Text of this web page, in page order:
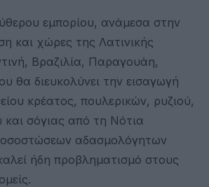
εμπορίου, ανάμεσα στην
και χώρες της Λατινικής
Βραζιλία, Παραγουάη,
θα διευκολύνει την εισαγωγή
κρέατος, πουλερικών, ρυζιού,
και σόγιας από τη Νότια
αδασμολόγητων
ήδη προβληματισμό στους